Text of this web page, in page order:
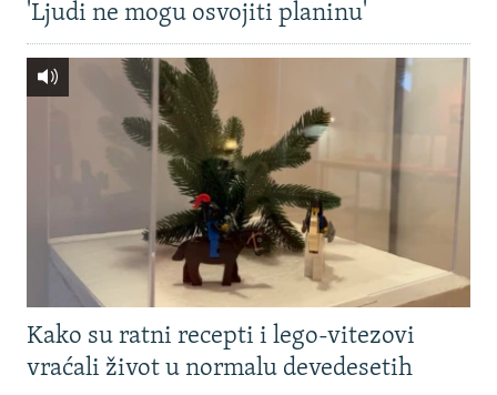
'Ljudi ne mogu osvojiti planinu'
Kako su ratni recepti i lego-vitezovi
vraćali život u normalu devedesetih